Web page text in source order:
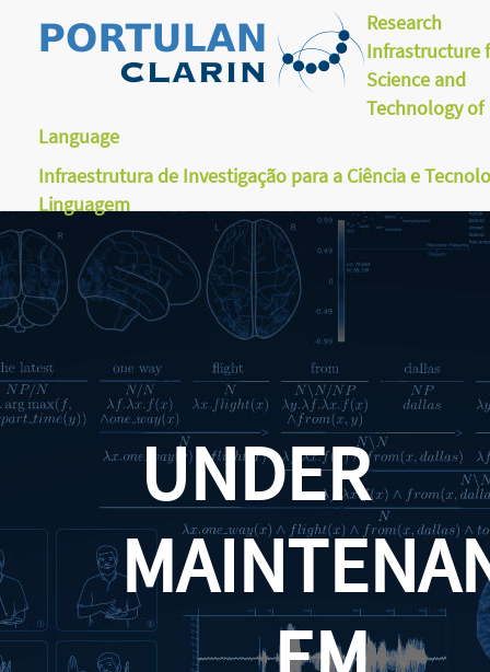
Research
Infrastructure
Science and
Technology of
Language
Infraestrutura de Investigação para a Ciência e
Linguagem
UNDER